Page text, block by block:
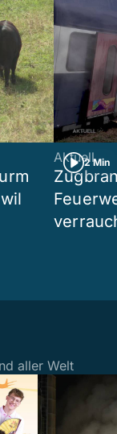
2 Min
Aktuell
aller Welt